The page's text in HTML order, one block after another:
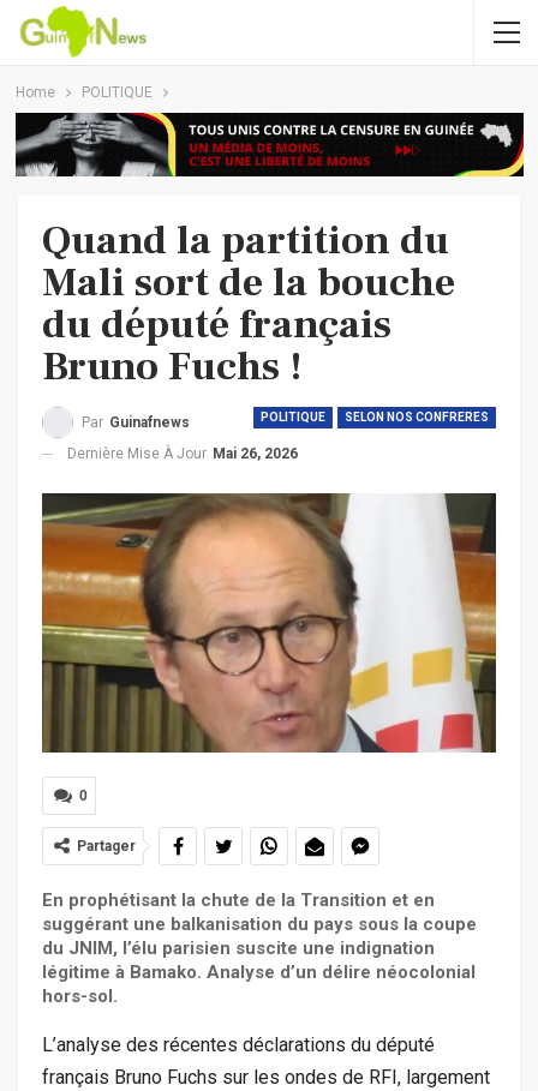
Home POLITIQUE
Quand la partition du
Mali sort de la bouche
du député français
Bruno Fuchs !
POLITIQUE SELON NOS CONFRERES
Par Guinafnews
Dernière Mise À Jour Mai 26, 2026
0
Partager
En prophétisant la chute de la Transition et en
suggérant une balkanisation du pays sous la coupe
du JNIM, l’élu parisien suscite une indignation
légitime à Bamako. Analyse d’un délire néocolonial
hors-sol.
L’analyse des récentes déclarations du député
français Bruno Fuchs sur les ondes de RFI, largement